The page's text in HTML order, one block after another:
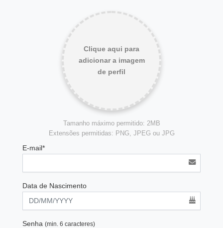
Clique aqui para
adicionar a imagem
de perfil
Tamanho máximo permitido: 2MB
Extensões permitidas: PNG, JPEG ou JPG
E-mail*
Data de Nascimento
Senha (min. 6 caracteres)